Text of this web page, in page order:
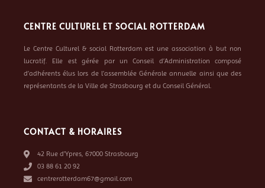
CENTRE CULTUREL ET SOCIAL ROTTERDAM
Le Centre Culturel & social Rotterdam est une association à but non
lucratif. Elle est gérée par un Conseil d’Administration composé
d’adhérents élus lors de l’assemblée Générale annuelle ainsi que des
représentants de la Ville de Strasbourg et du Conseil Général.
CONTACT & HORAIRES
42 Rue d’Ypres, 67000 Strasbourg
03 88 61 20 92
centrerotterdam67@gmail.com